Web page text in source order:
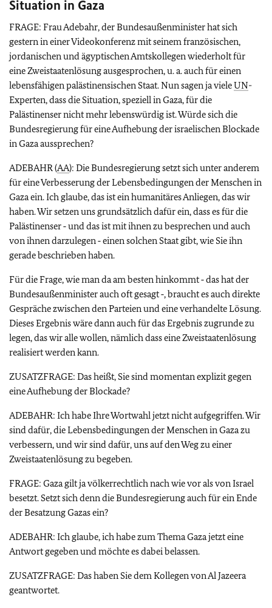
Situation in Gaza
FRAGE: Frau Adebahr, der Bundesaußenminister hat sich
gestern in einer Videokonferenz mit seinem französischen,
jordanischen und ägyptischen Amtskollegen wiederholt für
eine Zweistaatenlösung ausgesprochen, u. a. auch für einen
lebensfähigen palästinensischen Staat. Nun sagen ja vieleUN-
Experten, dass die Situation, speziell in Gaza, für die
Palästinenser nicht mehr lebenswürdig ist. Würde sich die
Bundesregierung für eine Aufhebung der israelischen Blockade
in Gaza aussprechen?
ADEBAHR (AA): Die Bundesregierung setzt sich unter anderem
für eine Verbesserung der Lebensbedingungen der Menschen in
Gaza ein. Ich glaube, das ist ein humanitäres Anliegen, das wir
haben. Wir setzen uns grundsätzlich dafür ein, dass es für die
Palästinenser ‑ und das ist mit ihnen zu besprechen und auch
von ihnen darzulegen ‑ einen solchen Staat gibt, wie Sie ihn
gerade beschrieben haben.
Für die Frage, wie man da am besten hinkommt ‑ das hat der
Bundesaußenminister auch oft gesagt ‑, braucht es auch direkte
Gespräche zwischen den Parteien und eine verhandelte Lösung.
Dieses Ergebnis wäre dann auch für das Ergebnis zugrunde zu
legen, das wir alle wollen, nämlich dass eine Zweistaatenlösung
realisiert werden kann.
ZUSATZFRAGE: Das heißt, Sie sind momentan explizit gegen
eine Aufhebung der Blockade?
ADEBAHR: Ich habe Ihre Wortwahl jetzt nicht aufgegriffen. Wir
sind dafür, die Lebensbedingungen der Menschen in Gaza zu
verbessern, und wir sind dafür, uns auf den Weg zu einer
Zweistaatenlösung zu begeben.
FRAGE: Gaza gilt ja völkerrechtlich nach wie vor als von Israel
besetzt. Setzt sich denn die Bundesregierung auch für ein Ende
der Besatzung Gazas ein?
ADEBAHR: Ich glaube, ich habe zum Thema Gaza jetzt eine
Antwort gegeben und möchte es dabei belassen.
ZUSATZFRAGE: Das haben Sie dem Kollegen von Al Jazeera
geantwortet.